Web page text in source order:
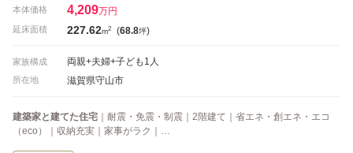
本体価格 4,209万円
延床面積 227.62m2 (68.8坪)
家族構成 両親+夫婦+子ども1人
所在地 滋賀県守山市
建築家と建てた住宅 ｜耐震・免震・制震｜2階建て｜省エネ・創エネ・エコ
（eco）｜収納充実｜家事がラク｜…